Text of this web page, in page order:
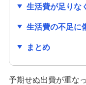
方法を分かり
無担保ローンと
リットを分か
生活費が足りな
生活費の不足に
まとめ
予期せぬ出費が重な